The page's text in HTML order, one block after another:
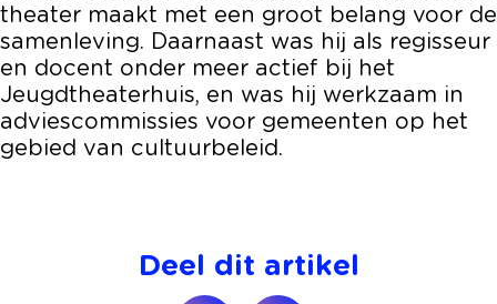
theater maakt met een groot belang voor de
samenleving. Daarnaast was hij als regisseur
en docent onder meer actief bij het
Jeugdtheaterhuis, en was hij werkzaam in
adviescommissies voor gemeenten op het
gebied van cultuurbeleid.
Deel dit artikel